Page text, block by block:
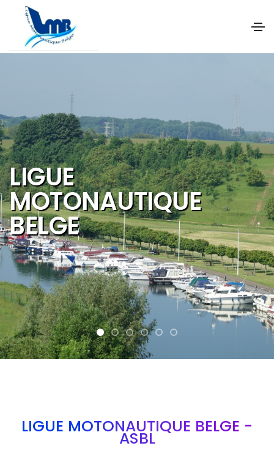
NOS OBJECTIFS SONT
DE PROMOUVOIR ET DE
DEVELOPPER :
Les activités et
sports nautiques
Le tourisme de
qualité
La mobilité douce
LIGUE MOTONAUTIQUE BELGE -
ASBL